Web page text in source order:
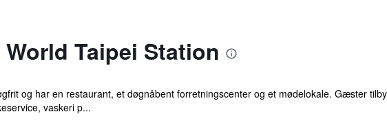
World Taipei Station
og har en restaurant, et døgnåbent forretningscenter og et mødelokale. Gæster
vaskeri p...